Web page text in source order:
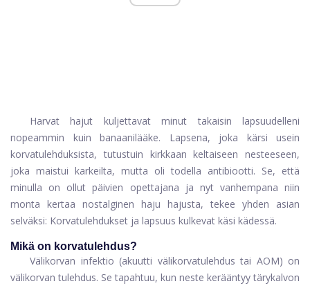
Harvat hajut kuljettavat minut takaisin lapsuudelleni
nopeammin kuin banaanilääke. Lapsena, joka kärsi usein
korvatulehduksista, tutustuin kirkkaan keltaiseen nesteeseen,
joka maistui karkeilta, mutta oli todella antibiootti. Se, että
minulla on ollut päivien opettajana ja nyt vanhempana niin
monta kertaa nostalginen haju hajusta, tekee yhden asian
selväksi: Korvatulehdukset ja lapsuus kulkevat käsi kädessä.
Mikä on korvatulehdus?
Välikorvan infektio (akuutti välikorvatulehdus tai AOM) on
välikorvan tulehdus. Se tapahtuu, kun neste kerääntyy tärykalvon